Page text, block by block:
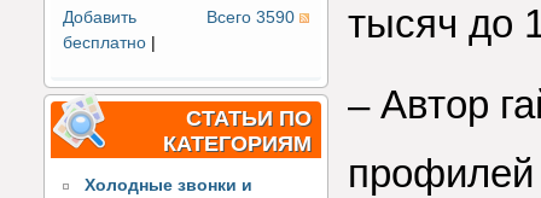
Всего 3590
Добавить
бесплатно |
СТАТЬИ ПО
КАТЕГОРИЯМ
Холодные звонки и
тысяч до
– Автор
профилей